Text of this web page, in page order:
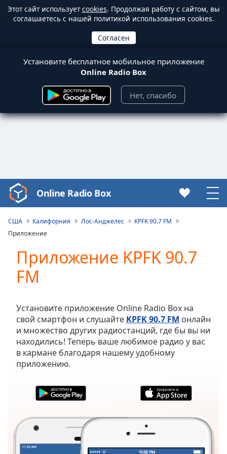
Этот сайт используетcookies. Продолжая работу с сайтом, вы
соглашаетесь с нашей политикой использования cookies.
Установите бесплатное мобильное приложение
Online Radio Box
Нет, спасибо
Video
Player
loading.
Video
Skip
Backward
Mute
Current
Time 0:00
Duration-:-
Loaded:
LIVE
live,
currently
behind
LIVE
Online Radio Box
США Калифорния Лос-Анджелес
KPFK 90.7 FM
Приложение
Приложение KPFK 90.7
FM
Установите приложение Online Radio Box на
свой смартфон и слушайте KPFK 90.7 FM онлайн
и множество других радиостанций, где бы вы ни
находились! Теперь ваше любимое радио у вас
в кармане благодаря нашему удобному
приложению.